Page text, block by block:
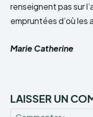
renseignent pas sur
empruntées d’où les
Marie Catherine
LAISSER UN